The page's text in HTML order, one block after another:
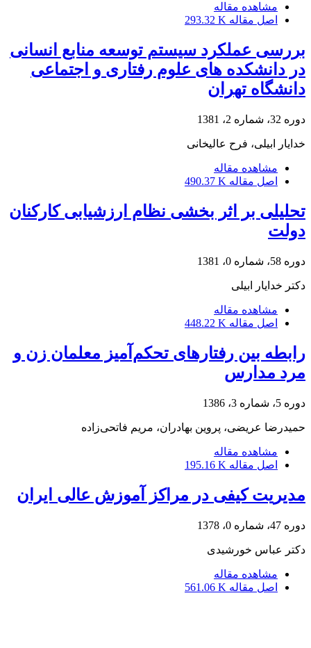
مشاهده مقاله
اصل مقاله 293.32 K
بررسی عملکرد سیستم توسعه منابع انسانی
در دانشکده های علوم رفتاری و اجتماعی
دانشگاه تهران
دوره 32، شماره 2، 1381
خدایار ابیلی، فرح عالیخانی
مشاهده مقاله
اصل مقاله 490.37 K
تحلیلی بر اثر بخشی نظام ارزشیابی کارکنان
دولت
دوره 58، شماره 0، 1381
دکتر خدایار ابیلی
مشاهده مقاله
اصل مقاله 448.22 K
رابطه بین رفتارهای تحکم‌آمیز معلمان زن و
مرد مدارس
دوره 5، شماره 3، 1386
حمیدرضا عریضی، پروین بهادران، مریم فاتحی‌زاده
مشاهده مقاله
اصل مقاله 195.16 K
مدیریت کیفی در مراکز آموزش عالی ایران
دوره 47، شماره 0، 1378
دکتر عباس خورشیدی
مشاهده مقاله
اصل مقاله 561.06 K